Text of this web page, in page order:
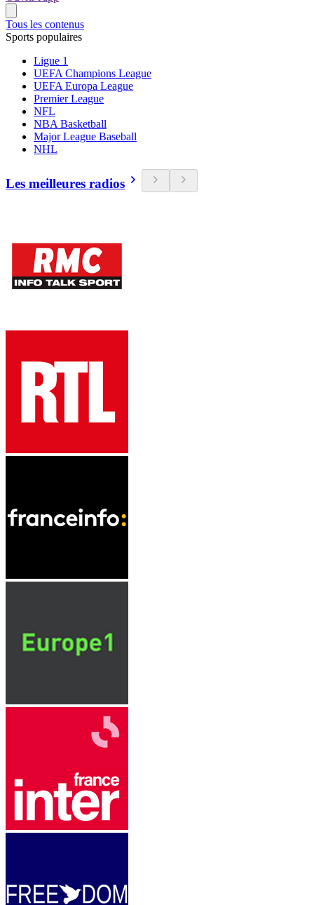
Tous les contenus
Sports populaires
Ligue 1
UEFA Champions League
UEFA Europa League
Premier League
NFL
NBA Basketball
Major League Baseball
NHL
Les meilleures radios